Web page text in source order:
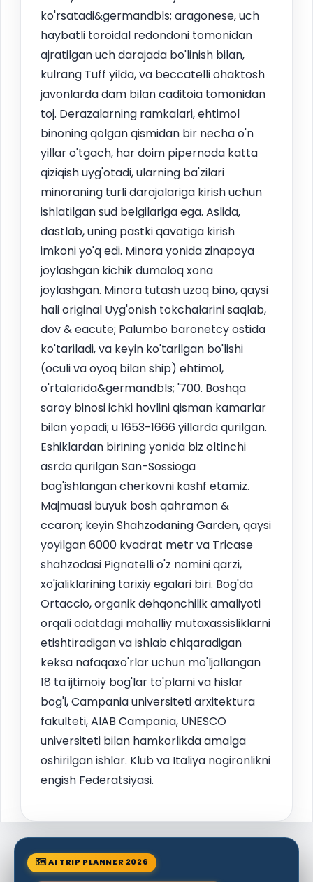
ko'rsatadi&germandbls; aragonese, uch
haybatli toroidal redondoni tomonidan
ajratilgan uch darajada bo'linish bilan,
kulrang Tuff yilda, va beccatelli ohaktosh
javonlarda dam bilan caditoia tomonidan
toj. Derazalarning ramkalari, ehtimol
binoning qolgan qismidan bir necha o'n
yillar o'tgach, har doim pipernoda katta
qiziqish uyg'otadi, ularning ba'zilari
minoraning turli darajalariga kirish uchun
ishlatilgan sud belgilariga ega. Aslida,
dastlab, uning pastki qavatiga kirish
imkoni yo'q edi. Minora yonida zinapoya
joylashgan kichik dumaloq xona
joylashgan. Minora tutash uzoq bino, qaysi
hali original Uyg'onish tokchalarini saqlab,
dov & eacute; Palumbo baronetcy ostida
ko'tariladi, va keyin ko'tarilgan bo'lishi
(oculi va oyoq bilan ship) ehtimol,
o'rtalarida&germandbls; '700. Boshqa
saroy binosi ichki hovlini qisman kamarlar
bilan yopadi; u 1653-1666 yillarda qurilgan.
Eshiklardan birining yonida biz oltinchi
asrda qurilgan San-Sossioga
bag'ishlangan cherkovni kashf etamiz.
Majmuasi buyuk bosh qahramon &
ccaron; keyin Shahzodaning Garden, qaysi
yoyilgan 6000 kvadrat metr va Tricase
shahzodasi Pignatelli o'z nomini qarzi,
xo'jaliklarining tarixiy egalari biri. Bog'da
Ortaccio, organik dehqonchilik amaliyoti
orqali odatdagi mahalliy mutaxassisliklarni
etishtiradigan va ishlab chiqaradigan
keksa nafaqaxo'rlar uchun mo'ljallangan
18 ta ijtimoiy bog'lar to'plami va hislar
bog'i, Campania universiteti arxitektura
fakulteti, AIAB Campania, UNESCO
universiteti bilan hamkorlikda amalga
oshirilgan ishlar. Klub va Italiya nogironlikni
engish Federatsiyasi.
🗺 AI TRIP PLANNER 2026